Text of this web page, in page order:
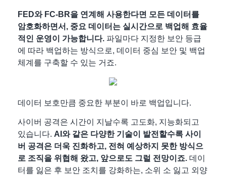
FED와 FC-BR을 연계해 사용한다면 모든 데이터를
암호화하면서, 중요 데이터는 실시간으로 백업해 효율
적인 운영이 가능합니다. 파일마다 지정한 보안 등급
에 따라 백업하는 방식으로, 데이터 중심 보안 및 백업
체계를 구축할 수 있는 거죠.
데이터 보호만큼 중요한 부분이 바로 백업입니다.
사이버 공격은 시간이 지날수록 고도화, 지능화되고
있습니다. AI와 같은 다양한 기술이 발전할수록 사이
버 공격은 더욱 진화하고, 전혀 예상하지 못한 방식으
로 조직을 위협해 왔고, 앞으로도 그럴 전망이죠. 데이
터를 잃은 후 보안 조치를 강화하는, 소위 소 잃고 외양